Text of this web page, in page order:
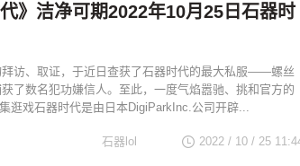
》洁净可期2022年10月25日石器时
访、取证，于近日查获了石器时代的最大私服——螺丝
了数名犯功嫌信人。至此，一度气焰嚣驰、挑和官方的
逛戏石器时代是由日本DigiParkInc.公司开辟...
2022 / 10 / 25
石器lol